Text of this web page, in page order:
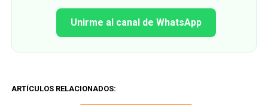
Unirme al canal de WhatsApp
ARTÍCULOS RELACIONADOS: